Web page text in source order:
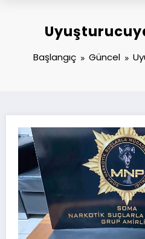
Başlangıç Güncel